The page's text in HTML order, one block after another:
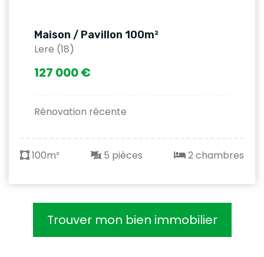
Maison / Pavillon 100m²
Lere (18)
127 000 €
Rénovation récente
100m² 5 pièces 2 chambres
Trouver mon bien immobilier